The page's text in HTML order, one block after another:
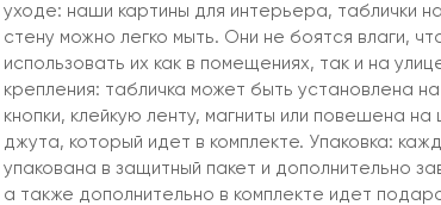
уходе: наши картины для интерьера, таблички
стену можно легко мыть. Они не боятся влаги,
использовать их как в помещениях, так и на
крепления: табличка может быть установлена
кнопки, клейкую ленту, магниты или повешена
джута, который идет в комплекте. Упаковка:
упакована в защитный пакет и дополнительно
а также дополнительно в комплекте идет